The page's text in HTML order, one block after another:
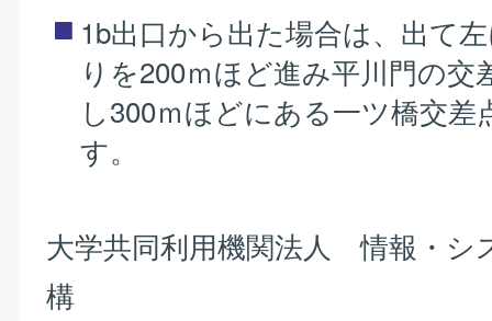
1b出口から出た場合は、出て
りを200ｍほど進み平川門の交
し300ｍほどにある一ツ橋交差
す。
大学共同利用機関法人 情報・シ
構